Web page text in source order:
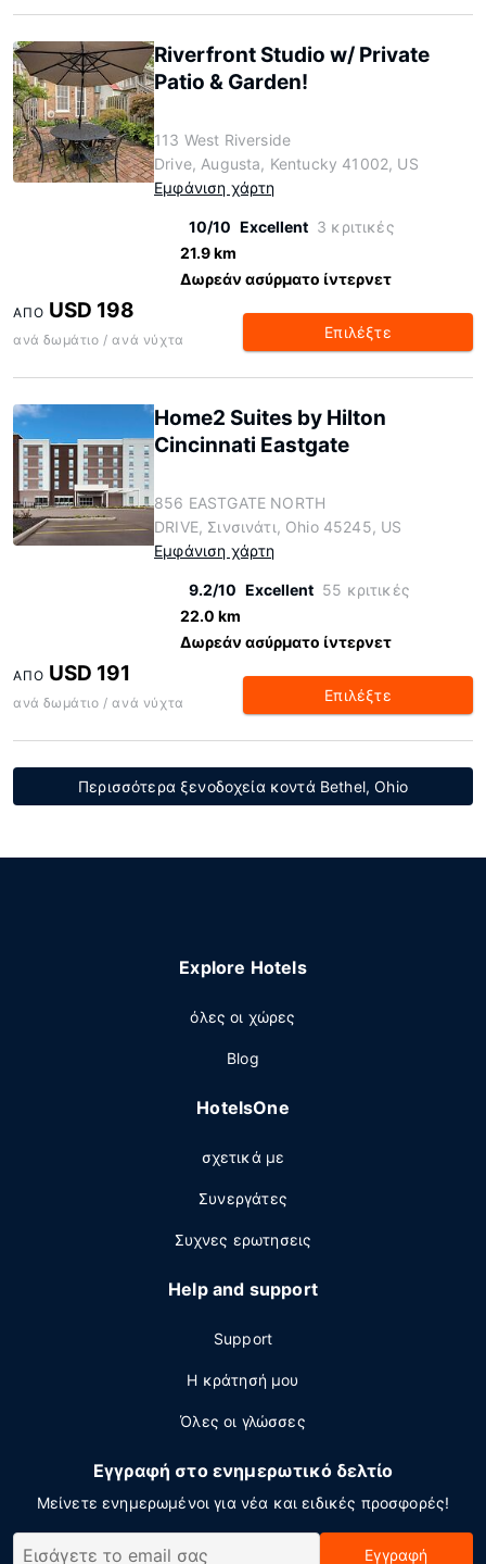
Riverfront Studio w/ Private
Patio & Garden!
113 West Riverside
Drive, Augusta, Kentucky 41002, US
Εμφάνιση χάρτη
10/10 Excellent 3 κριτικές
21.9 km
Δωρεάν ασύρματο ίντερνετ
ΑΠΌ USD 198
ανά δωμάτιο / ανά νύχτα Επιλέξτε
Home2 Suites by Hilton
Cincinnati Eastgate
856 EASTGATE NORTH
DRIVE, Σινσινάτι, Ohio 45245, US
Εμφάνιση χάρτη
9.2/10 Excellent 55 κριτικές
22.0 km
Δωρεάν ασύρματο ίντερνετ
ΑΠΌ USD 191
ανά δωμάτιο / ανά νύχτα Επιλέξτε
Περισσότερα ξενοδοχεία κοντά Bethel, Ohio
Explore Hotels
όλες οι χώρες
Blog
HotelsOne
σχετικά με
Συνεργάτες
Συχνες ερωτησεις
Help and support
Support
Η κράτησή μου
Όλες οι γλώσσες
Εγγραφή στο ενημερωτικό δελτίο
Μείνετε ενημερωμένοι για νέα και ειδικές προσφορές!
Εγγραφή